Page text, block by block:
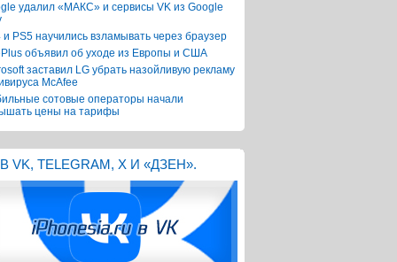
удалил «МАКС» и сервисы VK из Google
и PS5 научились взламывать через браузер
объявил об уходе из Европы и США
заставил LG убрать назойливую рекламу
McAfee
сотовые операторы начали
цены на тарифы
VK, TELEGRAM, X И «ДЗЕН».